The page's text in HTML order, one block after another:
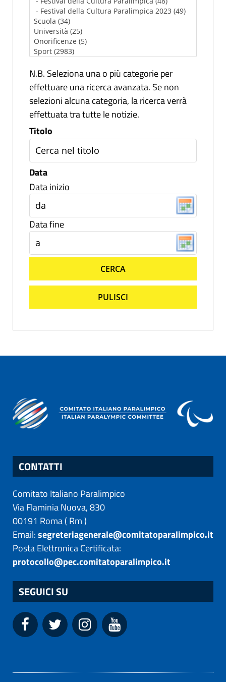
N.B. Seleziona una o più categorie per
effettuare una ricerca avanzata. Se non
selezioni alcuna categoria, la ricerca verrà
effettuata tra tutte le notizie.
Titolo
Data
Data inizio
Data fine
CERCA
PULISCI
CONTATTI
Comitato Italiano Paralimpico
Via Flaminia Nuova, 830
00191 Roma( Rm)
Email:segreteriagenerale@comitatoparalimpico.it
Posta Elettronica Certificata:
protocollo@pec.comitatoparalimpico.it
SEGUICI SU